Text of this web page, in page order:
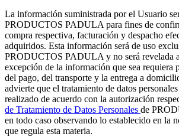
La información suministrada por el Usuario
PRODUCTOS PADULA para fines de
compra respectiva, facturación y despacho
adquiridos. Esta información será de uso
PRODUCTOS PADULA y no será revelada
excepción de la información que sea requiera
del pago, del transporte y la entrega a
advierte que el tratamiento de datos
realizado de acuerdo con la autorización
de Tratamiento de Datos Personales de
en todo caso observando lo establecido en la
que regula esta materia.